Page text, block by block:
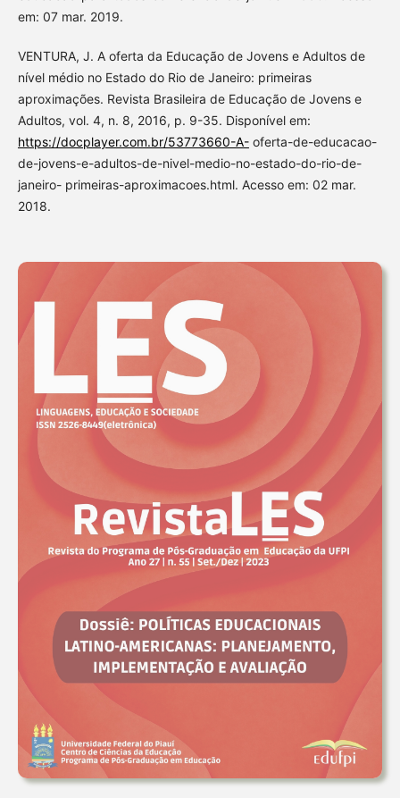
em: 07 mar. 2019.
VENTURA, J. A oferta da Educação de Jovens e Adultos de
nível médio no Estado do Rio de Janeiro: primeiras
aproximações. Revista Brasileira de Educação de Jovens e
Adultos, vol. 4, n. 8, 2016, p. 9-35. Disponível em:
https://docplayer.com.br/53773660-A-oferta-de-educacao-
de-jovens-e-adultos-de-nivel-medio-no-estado-do-rio-de-
janeiro- primeiras-aproximacoes.html. Acesso em: 02 mar.
2018.